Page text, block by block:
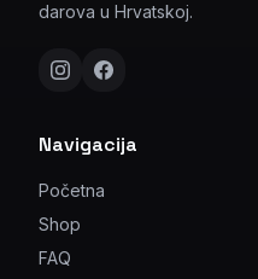
darova u Hrvatskoj.
Navigacija
Početna
Shop
FAQ